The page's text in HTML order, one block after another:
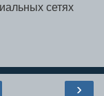
сетях
›